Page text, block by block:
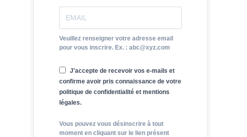
Veuillez renseigner votre adresse email
pour vous inscrire. Ex. : abc@xyz.com
J'accepte de recevoir vos e-mails et
confirme avoir pris connaissance de votre
politique de confidentialité et mentions
légales.
Vous pouvez vous désinscrire à tout
moment en cliquant sur le lien présent